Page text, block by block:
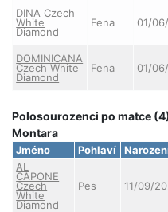
DINA Czech
White
Diamond
Fena 01/
DOMINICANA
Czech White
Diamond
Fena 01/
Polosourozenci po matce (4)
Montara
Jméno Pohlaví
AL
CAPONE
Czech
White
Diamond
Pes 11/09/